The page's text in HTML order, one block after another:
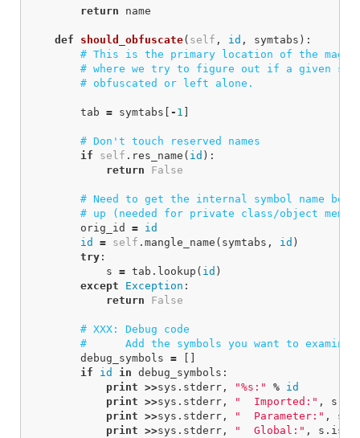
return name
def should_obfuscate( self , id , symtabs ):
tab = symtabs - 1
if
self . res_name ( id ):
return
False
orig_id = id
id
= self . mangle_name ( symtabs , id )
try :
s = tab . lookup ( id )
except
Exception :
return
False
debug_symbols =
if
id in debug_symbols :
print >>sys . stderr , "%s:" % id
print >>sys . stderr , "  Imported:" , s
print >>sys . stderr , "  Parameter:" , s
print >>sys . stderr , "  Global:" , s .